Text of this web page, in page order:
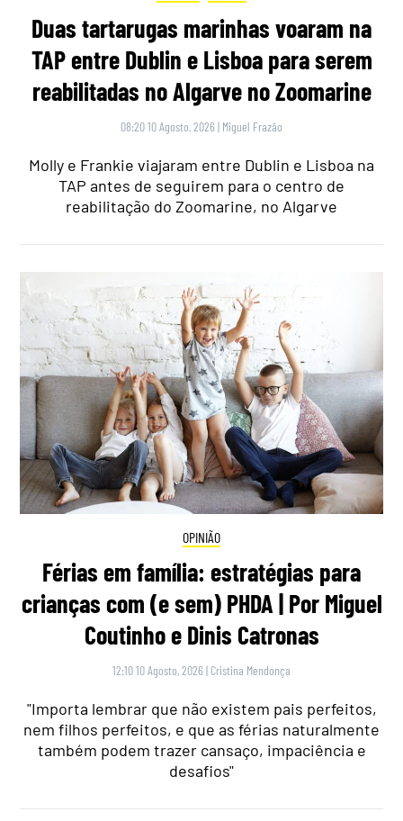
Duas tartarugas marinhas voaram na
TAP entre Dublin e Lisboa para serem
reabilitadas no Algarve no Zoomarine
08:20 10 Agosto, 2026 | Miguel Frazão
Molly e Frankie viajaram entre Dublin e Lisboa na
TAP antes de seguirem para o centro de
reabilitação do Zoomarine, no Algarve
OPINIÃO
Férias em família: estratégias para
crianças com (e sem) PHDA | Por Miguel
Coutinho e Dinis Catronas
12:10 10 Agosto, 2026 | Cristina Mendonça
"Importa lembrar que não existem pais perfeitos,
nem filhos perfeitos, e que as férias naturalmente
também podem trazer cansaço, impaciência e
desafios"